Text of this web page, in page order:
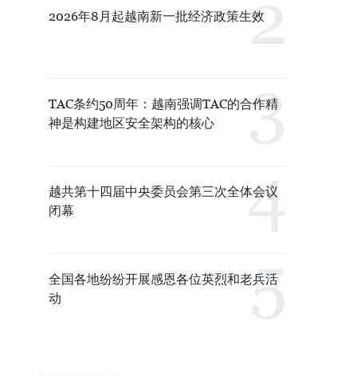
2026年8月起越南新一批经济政策生效
TAC条约50周年：越南强调TAC的合作精
神是构建地区安全架构的核心
越共第十四届中央委员会第三次全体会议
闭幕
全国各地纷纷开展感恩各位英烈和老兵活
动